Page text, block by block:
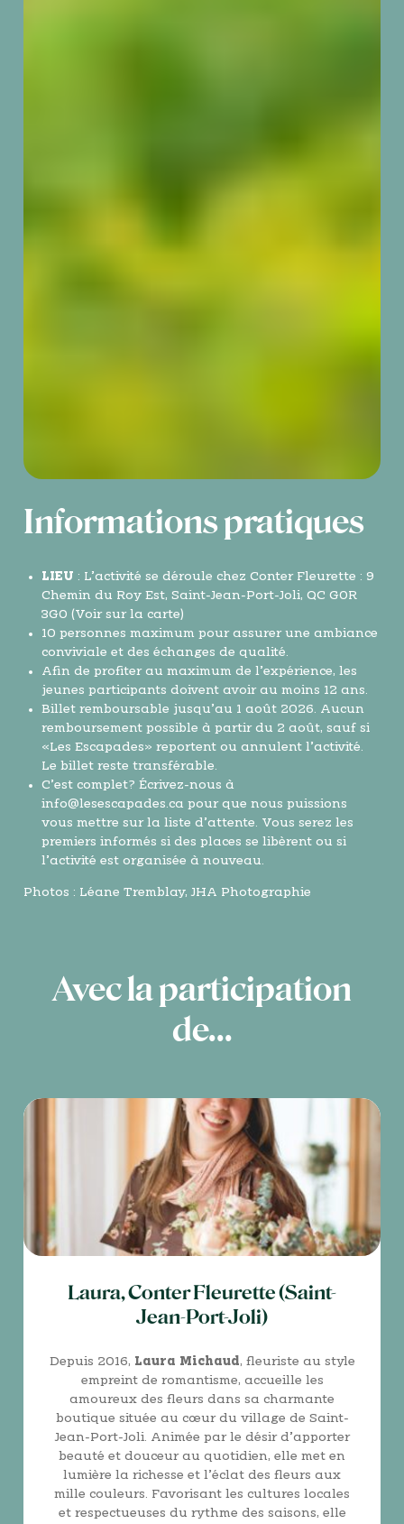
Informations pratiques
LIEU : L’activité se déroule chez Conter Fleurette : 9
Chemin du Roy Est, Saint-Jean-Port-Joli, QC G0R
3G0 (Voir sur la carte)
10 personnes maximum pour assurer une ambiance
conviviale et des échanges de qualité.
Afin de profiter au maximum de l’expérience, les
jeunes participants doivent avoir au moins 12 ans.
Billet remboursable jusqu’au 1 août 2026. Aucun
remboursement possible à partir du 2 août, sauf si
«Les Escapades» reportent ou annulent l’activité.
Le billet reste transférable.
C’est complet? Écrivez-nous à
info@lesescapades.ca pour que nous puissions
vous mettre sur la liste d’attente. Vous serez les
premiers informés si des places se libèrent ou si
l’activité est organisée à nouveau.
Photos : Léane Tremblay, JHA Photographie
Avec la participation
de...
Laura, Conter Fleurette (Saint-
Jean-Port-Joli)
Depuis 2016, Laura Michaud, fleuriste au style
empreint de romantisme, accueille les
amoureux des fleurs dans sa charmante
boutique située au cœur du village de Saint-
Jean-Port-Joli. Animée par le désir d’apporter
beauté et douceur au quotidien, elle met en
lumière la richesse et l’éclat des fleurs aux
mille couleurs. Favorisant les cultures locales
et respectueuses du rythme des saisons, elle